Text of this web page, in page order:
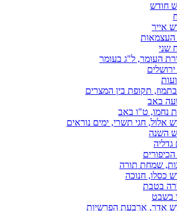
חודש
אייר
העצמאות
שני
העומר, ל"ג בעומר
ירושלים
בתמוז, תקופת בין המצרים
באב
נחמו, ט"ו באב
אלול, חגי תשרי, ימים נוראים
השנה
גדליה
הכיפורים
שמחת תורה
כסלו, חנוכה
בטבת
בשבט
אדר, ארבעת הפרשיות